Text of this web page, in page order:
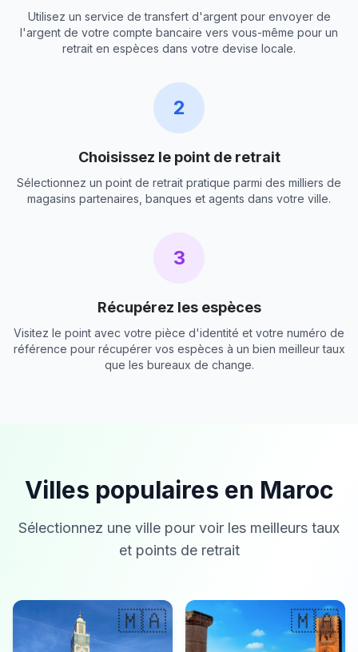
Utilisez un service de transfert d'argent pour envoyer de
l'argent de votre compte bancaire vers vous-même pour un
retrait en espèces dans votre devise locale.
2
Choisissez le point de retrait
Sélectionnez un point de retrait pratique parmi des milliers de
magasins partenaires, banques et agents dans votre ville.
3
Récupérez les espèces
Visitez le point avec votre pièce d'identité et votre numéro de
référence pour récupérer vos espèces à un bien meilleur taux
que les bureaux de change.
Villes populaires en Maroc
Sélectionnez une ville pour voir les meilleurs taux
et points de retrait
🇲🇦 🇲🇦